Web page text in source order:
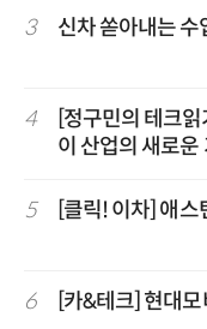
3 신차 쏟아내는 수
4
[정구민의 테크
이 산업의 새로운
5 [클릭! 이차] 애
6 [카&테크] 현대